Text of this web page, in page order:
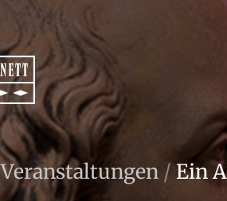
Veranstaltungen / Ein